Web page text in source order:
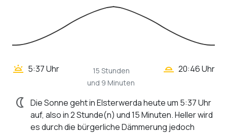
wb_twilight 5:37 Uhr
15 Stunden
und 9 Minuten
wb_twilight_2 20:46 Uhr
nightlight Die Sonne geht in Elsterwerda heute um 5:37 Uhr
auf, also in 2 Stunde(n) und 15 Minuten. Heller wird
es durch die bürgerliche Dämmerung jedoch